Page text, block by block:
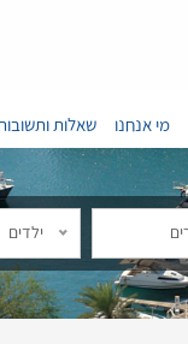
מי אנחנו שאלות
ילדים